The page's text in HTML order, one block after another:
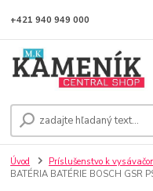
+421 940 949 000
Úvod Príslušenstvo k
BATÉRIA BATÉRIE BOSCH GSR